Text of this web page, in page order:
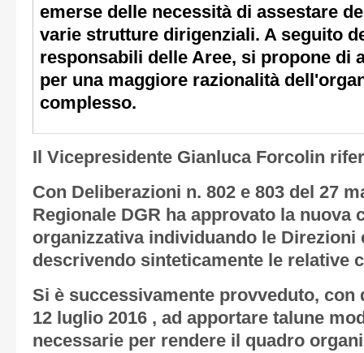
emerse delle necessità di assestare
varie strutture dirigenziali. A seguito
responsabili delle Aree, si propone di
per una maggiore razionalità
complesso.
Il Vicepresidente Gianluca Forcolin
Con Deliberazioni n. 802 e 803 del 27
Regionale DGR ha approvato la nuova
organizzativa individuando le Direzioni
descrivendo sinteticamente le relative
Si è successivamente provveduto, con
12 luglio 2016 , ad apportare talune
necessarie per rendere il quadro